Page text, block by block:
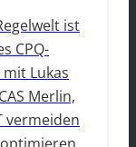
ist
CPQ-
Lukas
Merlin,
vermeiden